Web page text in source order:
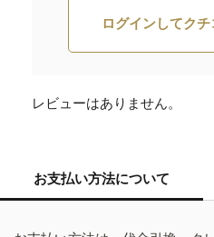
ログインしてク
レビューはありません。
お支払い方法について